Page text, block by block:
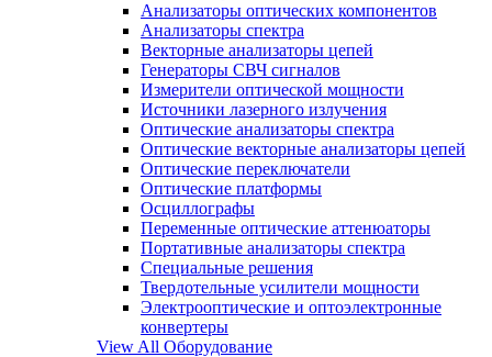
Анализаторы оптических компонентов
Анализаторы спектра
Векторные анализаторы цепей
Генераторы СВЧ сигналов
Измерители оптической мощности
Источники лазерного излучения
Оптические анализаторы спектра
Оптические векторные анализаторы цепей
Оптические переключатели
Оптические платформы
Осциллографы
Переменные оптические аттенюаторы
Портативные анализаторы спектра
Специальные решения
Твердотельные усилители мощности
Электрооптические и оптоэлектронные
конвертеры
View All Оборудование